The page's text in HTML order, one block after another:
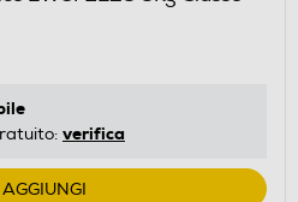
verifica
AGGIUNGI